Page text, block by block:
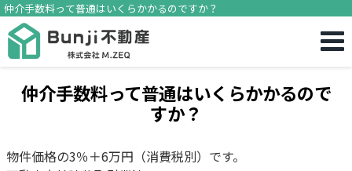
仲介手数料って普通はいくらかかるのですか？
仲介手数料って普通はいくらかかるので
すか？
物件価格の3％＋6万円（消費税別）です。